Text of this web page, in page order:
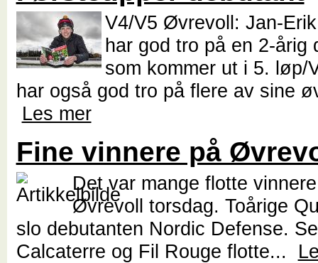
V4/V5 Øvrevoll: Jan-
har god tro på en 2-årig
som kommer ut i 5. løp/
har også god tro på flere av sine
Les mer
Fine vinnere på
Det var mange flotte
Øvrevoll torsdag. Toårige
slo debutanten Nordic Defense.
Calcaterre og Fil Rouge flotte...